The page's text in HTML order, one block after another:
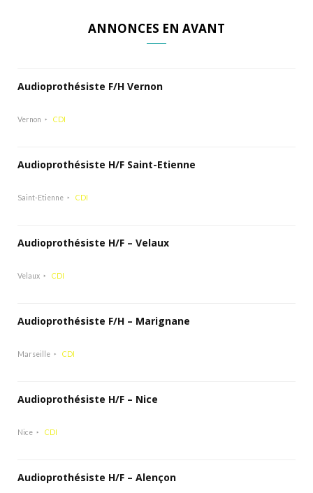
ANNONCES EN AVANT
Audioprothésiste F/H Vernon
Vernon CDI
Audioprothésiste H/F Saint-Etienne
Saint-Etienne CDI
Audioprothésiste H/F – Velaux
Velaux CDI
Audioprothésiste F/H – Marignane
Marseille CDI
Audioprothésiste H/F – Nice
Nice CDI
Audioprothésiste H/F – Alençon